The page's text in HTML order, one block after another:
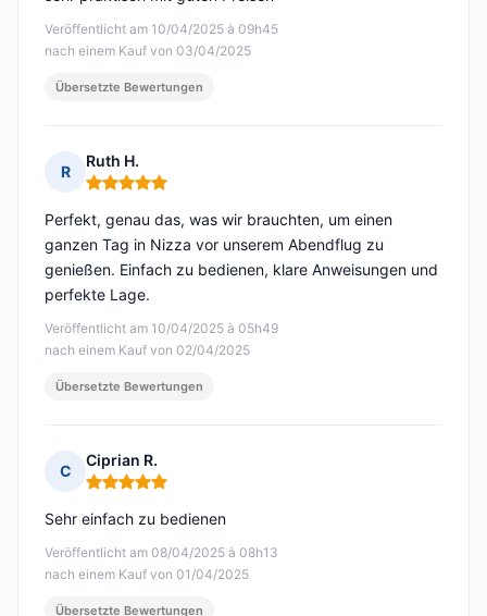
Veröffentlicht am 10/04/2025 à 09h45
nach einem Kauf von 03/04/2025
Übersetzte Bewertungen
R
Ruth H.
Hinweis: 5 von 5
Veröffentlicht am 10/04/2025 à 05h49
nach einem Kauf von 02/04/2025
Perfekt, genau das, was wir brauchten, um einen
ganzen Tag in Nizza vor unserem Abendflug zu
genießen. Einfach zu bedienen, klare Anweisungen und
perfekte Lage.
Übersetzte Bewertungen
C
Ciprian R.
Hinweis: 5 von 5
Veröffentlicht am 08/04/2025 à 08h13
nach einem Kauf von 01/04/2025
Sehr einfach zu bedienen
Übersetzte Bewertungen